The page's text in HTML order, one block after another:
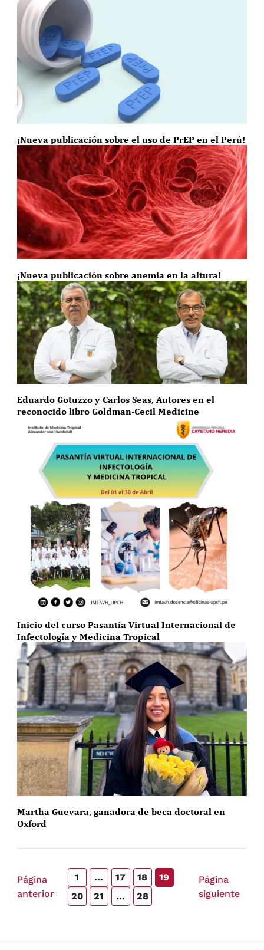
¡Nueva publicación sobre el uso de PrEP en el Perú!
¡Nueva publicación sobre anemia en la altura!
Eduardo Gotuzzo y Carlos Seas, Autores en el
reconocido libro Goldman-Cecil Medicine
Inicio del curso Pasantía Virtual Internacional de
Infectología y Medicina Tropical
Martha Guevara, ganadora de beca doctoral en
Oxford
Página
anterior
1 … 17 18
19
20
21 … 28
Página
siguiente